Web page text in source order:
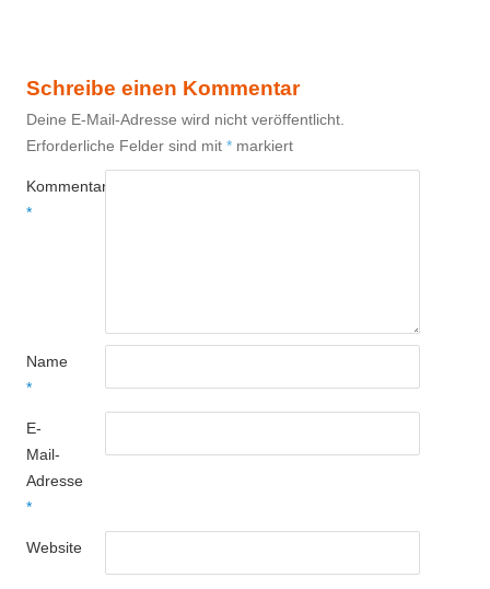
Schreibe einen Kommentar
Deine E-Mail-Adresse wird nicht veröffentlicht.
Erforderliche Felder sind mit * markiert
Kommentar
*
Name
*
E-
Mail-
Adresse
*
Website